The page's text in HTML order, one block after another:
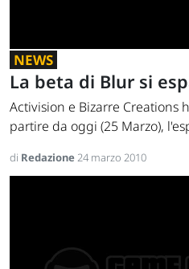
NEWS
La beta di Blur si
Activision e Bizarre Creations
partire da oggi (25 Marzo),
di Redazione24 marzo 2010